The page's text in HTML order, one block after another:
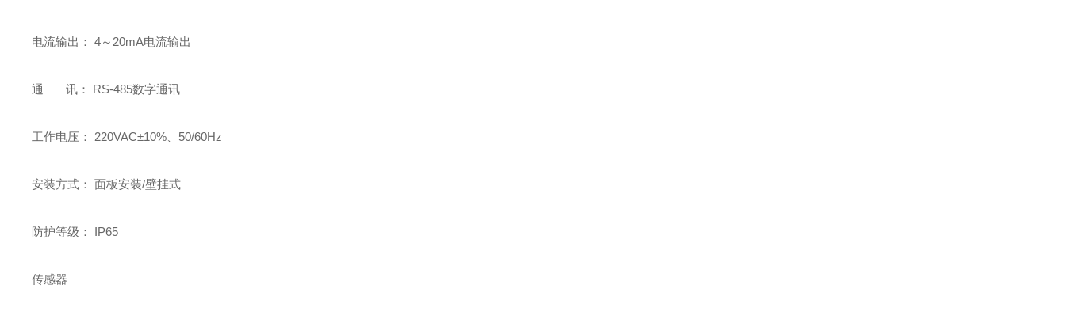
电流输出： 4～20mA电流输出
通 讯： RS-485数字通讯
工作电压： 220VAC±10%、50/60Hz
安装方式： 面板安装/壁挂式
防护等级： IP65
传感器